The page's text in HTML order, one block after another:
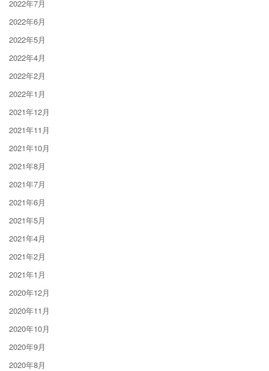
2022年7月
2022年6月
2022年5月
2022年4月
2022年2月
2022年1月
2021年12月
2021年11月
2021年10月
2021年8月
2021年7月
2021年6月
2021年5月
2021年4月
2021年2月
2021年1月
2020年12月
2020年11月
2020年10月
2020年9月
2020年8月